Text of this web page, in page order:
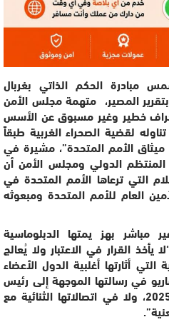
مبادرة الحكم الذاتي بغربال
المصير، متهمة مجلس الأمن
خطير وغير مسبوق عن الأسس
لقضية الصحراء الغربية طبقاً
الأمم المتحدة”، مشيرة في
المنتظم الدولي ومجلس الأمن أن
التي ترعاها الأمم المتحدة في
العام للأمم المتحدة ومبعوثه
مباشر بهز يمتها الدبلوماسية
يأخذ القرار في الاعتبار ولا يُعالج
أثارتها أغلبية الدول الأعضاء
في رسالتها الموجهة إلى رئيس
مجلس الأمن بتاريخ 23 أكتوبر 2025، ولا في اتصالاتها الثنائية مع